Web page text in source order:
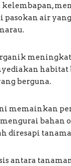
air
habitat
berguna.
memainkan
bahan
diresapi
antara